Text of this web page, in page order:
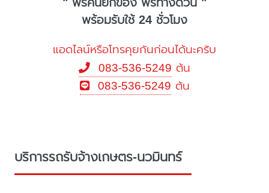
พร้อมรับใช้ 24 ชั่วโมง
แอดไลน์หรือโทรคุยกันก่อนได้นะครับ
083-536-5249 ต้น
083-536-5249 ต้น
บริการรถรับจ้างเกษตร-นวมินทร์